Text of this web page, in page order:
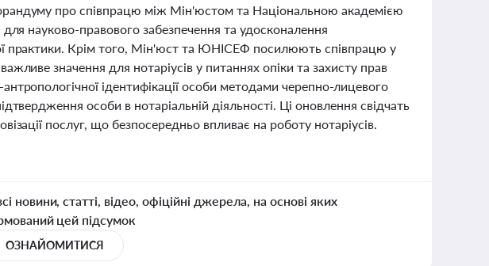
про співпрацю між Мін'юстом та Національною академією
науково-правового забезпечення та удосконалення
практики. Крім того, Мін'юст та ЮНІСЕФ посилюють співпрацю у
значення для нотаріусів у питаннях опіки та захисту прав
ідентифікації особи методами черепно-лицевого
особи в нотаріальній діяльності. Ці оновлення свідчать
послуг, що безпосередньо впливає на роботу нотаріусів.
новини, статті, відео, офіційні джерела, на основі яких
цей підсумок
ОЗНАЙОМИТИСЯ